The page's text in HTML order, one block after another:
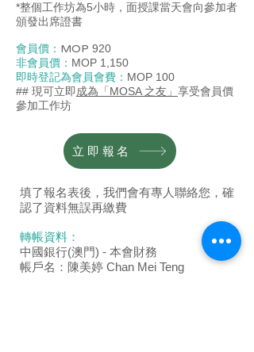
*整個工作坊為5小時，面授課當天會向參加者
頒發出席證書
會員價： MOP 920
非會員價： MOP 1,150
即時登記為會員會費： MOP 100
## 現可立即成為「MOSA 之友」 享受會員價
參加工作坊
立即報名
​填了報名表後，我們會有專人聯絡您，確
認了資料無誤再繳費
轉帳資料：
中國銀行(澳門) - 本會財務
帳戶名：陳美婷 Chan Mei Teng